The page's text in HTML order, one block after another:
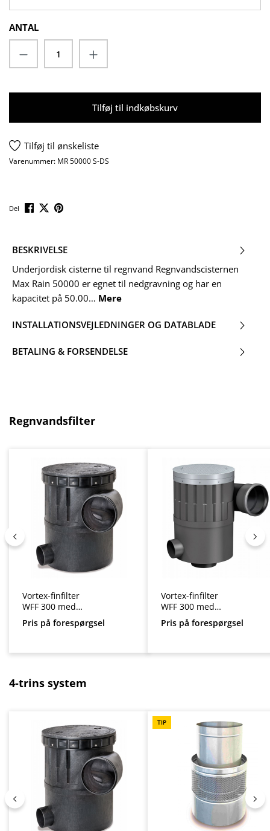
ANTAL
Produktmængde: Indtast det ønskede
Tilføj til indkøbskurv
Tilføj til ønskeliste
Varenummer: MR 50000 S-DS
Del
BESKRIVELSE
Underjordisk cisterne til regnvand Regnvandscisternen
Max Rain 50000 er egnet til nedgravning og har en
kapacitet på 50.00… Mere
INSTALLATIONSVEJLEDNINGER OG DATABLADE
BETALING & FORSENDELSE
Spring produktgalleriet over
Regnvandsfilter
Vortex-finfilter
WFF 300 med
plastdæksel
Pris på forespørgsel
Vortex-finfilter
WFF 300 med
ståldæksel
Pris på forespørgsel
Spring produktgalleriet over
4-trins system
TIP